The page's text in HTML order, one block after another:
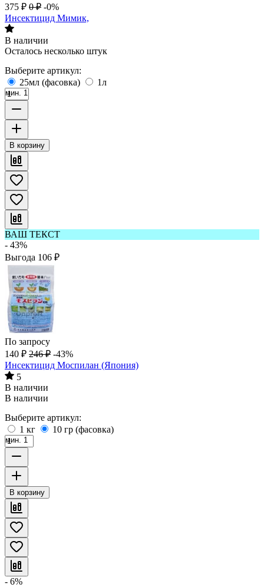
375 ₽ 0 ₽ -0%
Инсектицид Мимик,
В наличии
Осталось несколько штук
Выберите артикул:
25мл (фасовка)
1л
мин. 1
В корзину
ВАШ ТЕКСТ
- 43%
Выгода 106 ₽
По запросу
140 ₽ 246 ₽ -43%
Инсектицид Моспилан (Япония)
5
В наличии
В наличии
Выберите артикул:
1 кг
10 гр (фасовка)
мин. 1
В корзину
- 6%